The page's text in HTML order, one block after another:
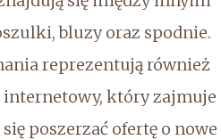
bluzy oraz spodnie.
reprezentują również
internetowy, który zajmuje
poszerzać ofertę o nowe